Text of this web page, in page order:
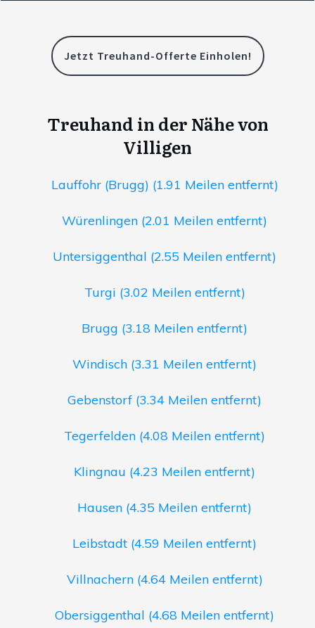
Jetzt Treuhand-Offerte Einholen!
Treuhand in der Nähe von
Villigen
Lauffohr (Brugg) (1.91 Meilen entfernt)
Würenlingen (2.01 Meilen entfernt)
Untersiggenthal (2.55 Meilen entfernt)
Turgi (3.02 Meilen entfernt)
Brugg (3.18 Meilen entfernt)
Windisch (3.31 Meilen entfernt)
Gebenstorf (3.34 Meilen entfernt)
Tegerfelden (4.08 Meilen entfernt)
Klingnau (4.23 Meilen entfernt)
Hausen (4.35 Meilen entfernt)
Leibstadt (4.59 Meilen entfernt)
Villnachern (4.64 Meilen entfernt)
Obersiggenthal (4.68 Meilen entfernt)